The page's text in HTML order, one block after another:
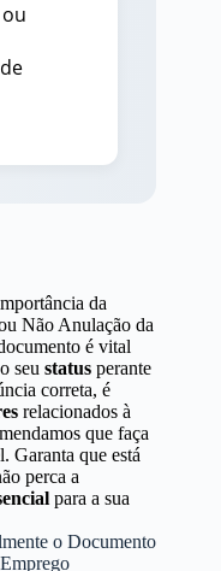
da
Não Anulação da
é vital
seu status perante
correta, é
relacionados à
que faça
Garanta que está
perca a
para a sua
o Documento